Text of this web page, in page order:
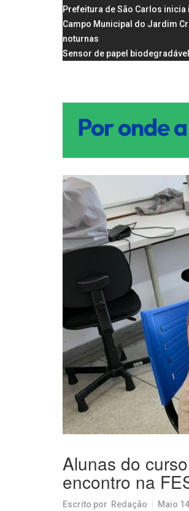
Prefeitura de São Carlos
Campo Municipal do Jardim
noturnas
Sensor de papel
Alunas do
encontro na
Escrito por Redação Maio